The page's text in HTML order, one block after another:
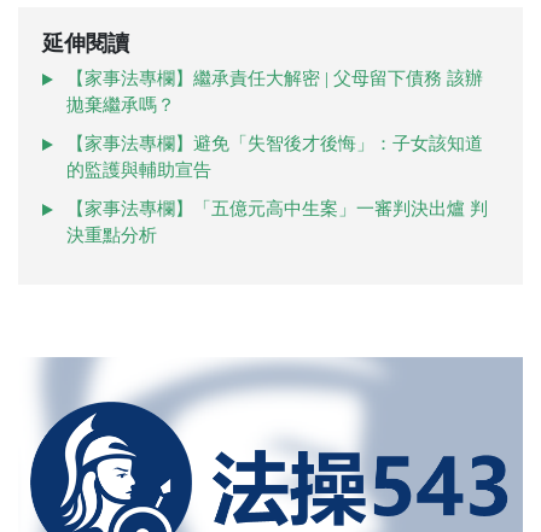
延伸閱讀
【家事法專欄】繼承責任大解密 | 父母留下債務 該辦
拋棄繼承嗎？
【家事法專欄】避免「失智後才後悔」：子女該知道
的監護與輔助宣告
【家事法專欄】「五億元高中生案」一審判決出爐 判
決重點分析